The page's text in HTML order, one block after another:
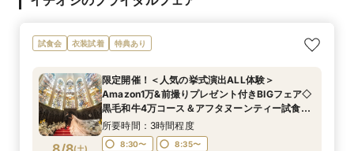
試食会 衣装試着 特典あり
(土)
限定開催！＜人気の挙式演出ALL体験＞
Amazon1万&前撮りプレゼント付きBIGフェア◇
黒毛和牛4万コース＆アフタヌーンティー試食◇
初見学におススメ◎記憶に残る空間美*憧れ大聖
堂
所要時間：3時間程度
8:30〜
8:35〜